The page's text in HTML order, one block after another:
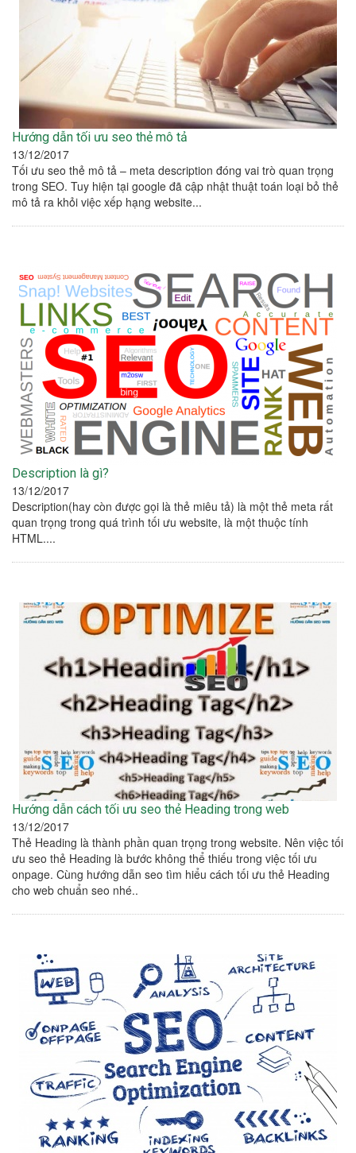
Hướng dẫn tối ưu seo thẻ mô tả
13/12/2017
Tối ưu seo thẻ mô tả – meta description đóng vai trò quan trọng
trong SEO. Tuy hiện tại google đã cập nhật thuật toán loại bỏ thẻ
mô tả ra khỏi việc xếp hạng website...
Description là gì?
13/12/2017
Description(hay còn được gọi là thẻ miêu tả) là một thẻ meta rất
quan trọng trong quá trình tối ưu website, là một thuộc tính
HTML....
Hướng dẫn cách tối ưu seo thẻ Heading trong web
13/12/2017
Thẻ Heading là thành phần quan trọng trong website. Nên việc tối
ưu seo thẻ Heading là bước không thể thiếu trong việc tối ưu
onpage. Cùng hướng dẫn seo tìm hiểu cách tối ưu thẻ Heading
cho web chuẩn seo nhé..